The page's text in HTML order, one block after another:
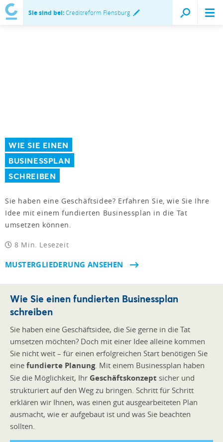
Sie sind bei:Creditreform Flensburg
WIE SIE EINEN
BUSINESSPLAN
SCHREIBEN
Sie haben eine Geschäftsidee? Erfahren Sie, wie Sie Ihre
Idee mit einem fundierten Businessplan in die Tat
umsetzen können.
8 Min. Lesezeit
MUSTERGLIEDERUNG ANSEHEN
Wie Sie einen fundierten Businessplan
schreiben
Sie haben eine Geschäftsidee, die Sie gerne in die Tat
umsetzen möchten? Doch mit einer Idee alleine kommen
Sie nicht weit – für einen erfolgreichen Start benötigen Sie
eine fundierte Planung. Mit einem Businessplan haben
Sie die Möglichkeit, Ihr Geschäftskonzept sicher und
strukturiert auf den Weg zu bringen. Schritt für Schritt
erklären wir Ihnen, was einen gut ausgearbeiteten Plan
ausmacht, wie er aufgebaut ist und was Sie beachten
sollten.